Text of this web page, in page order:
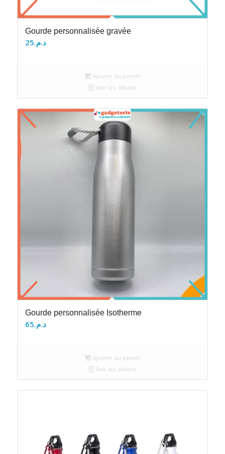
Gourde personnalisée gravée
د.م.25
Ajouter au panier
Voir les détails
Gourde personnalisée Isotherme
د.م.65
Ajouter au panier
Voir les détails